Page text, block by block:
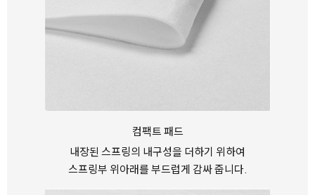
컴팩트 패드
내장된 스프링의 내구성을 더하기 위하여
스프링부 위아래를 부드럽게 감싸 줍니다.